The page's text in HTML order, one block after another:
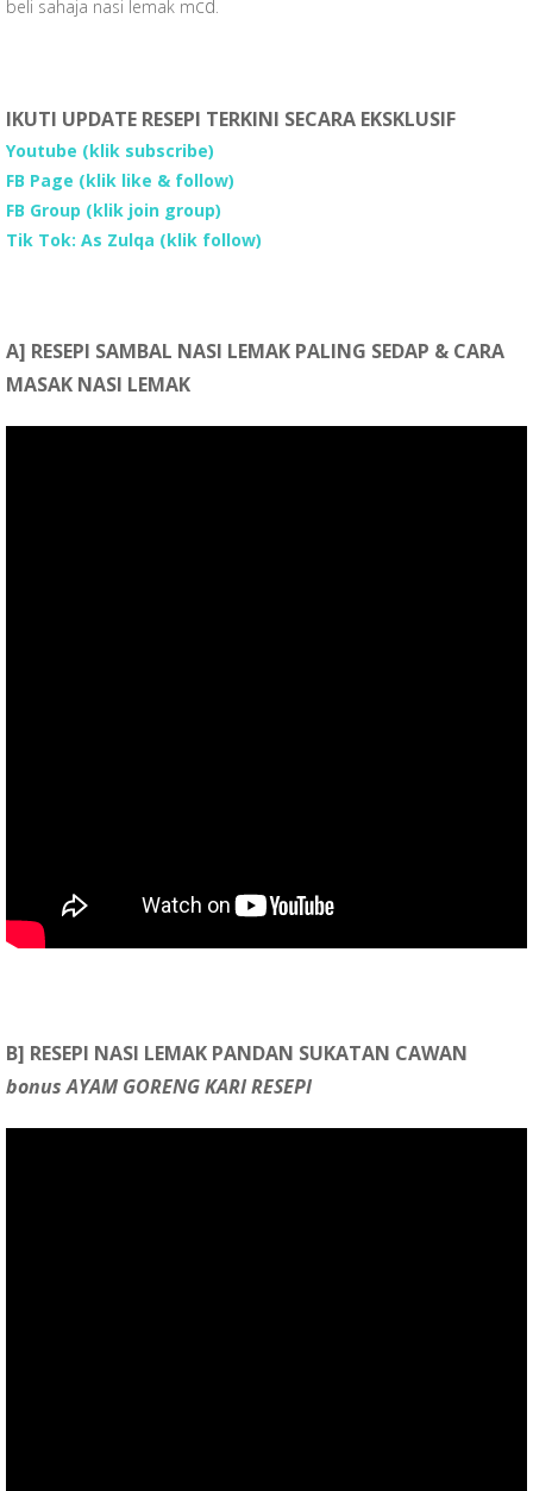
beli sahaja nasi lemak mcd.
IKUTI UPDATE RESEPI TERKINI SECARA EKSKLUSIF
Youtube (klik subscribe)
FB Page (klik like & follow)
FB Group (klik join group)
Tik Tok: As Zulqa (klik follow)
A] RESEPI SAMBAL NASI LEMAK PALING SEDAP & CARA
MASAK NASI LEMAK
B] RESEPI NASI LEMAK PANDAN SUKATAN CAWAN
bonus AYAM GORENG KARI RESEPI